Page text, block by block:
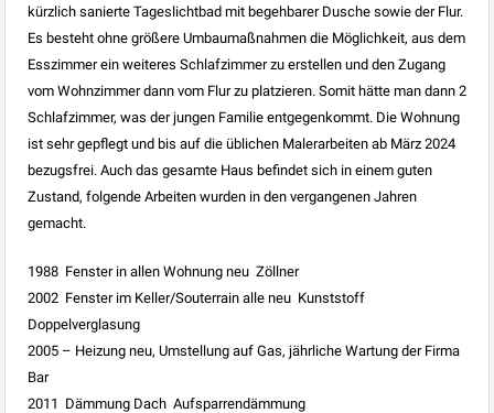
kürzlich sanierte Tageslichtbad mit begehbarer Dusche sowie der Flur.
Es besteht ohne größere Umbaumaßnahmen die Möglichkeit, aus dem
Esszimmer ein weiteres Schlafzimmer zu erstellen und den Zugang
vom Wohnzimmer dann vom Flur zu platzieren. Somit hätte man dann 2
Schlafzimmer, was der jungen Familie entgegenkommt. Die Wohnung
ist sehr gepflegt und bis auf die üblichen Malerarbeiten ab März 2024
bezugsfrei. Auch das gesamte Haus befindet sich in einem guten
Zustand, folgende Arbeiten wurden in den vergangenen Jahren
gemacht.
1988  Fenster in allen Wohnung neu  Zöllner
2002  Fenster im Keller/Souterrain alle neu  Kunststoff
Doppelverglasung
2005 – Heizung neu, Umstellung auf Gas, jährliche Wartung der Firma
Bar
2011  Dämmung Dach  Aufsparrendämmung